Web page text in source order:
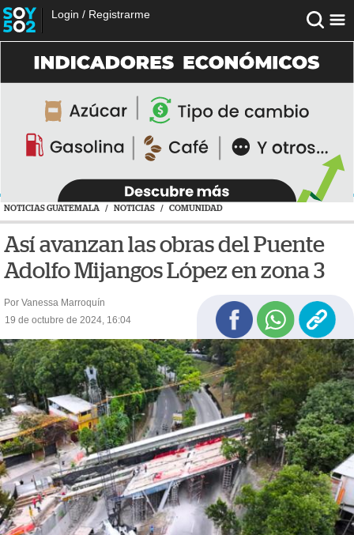
Login / Registrarme
NOTICIAS GUATEMALA / NOTICIAS / COMUNIDAD
Así avanzan las obras del Puente
Adolfo Mijangos López en zona 3
Por Vanessa Marroquín
19 de octubre de 2024, 16:04